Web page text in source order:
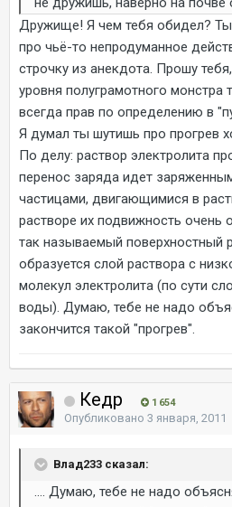
Дружище! Я чем тебя обидел? Ты
про чьё-то непродуманное
строчку из анекдота. Прошу
уровня полуграмотного монстра
всегда прав по определению в
Я думал ты шутишь про прогрев
По делу: раствор электролита
перенос заряда идет
частицами, двигающимися в
растворе их подвижность очень
так называемый поверхностный
образуется слой раствора с
молекул электролита (по сути
воды). Думаю, тебе не надо
закончится такой "прогрев".
Кедр 1 654
Опубликовано 3 января, 2011
Влад233 сказал:
.... Думаю, тебе не надо